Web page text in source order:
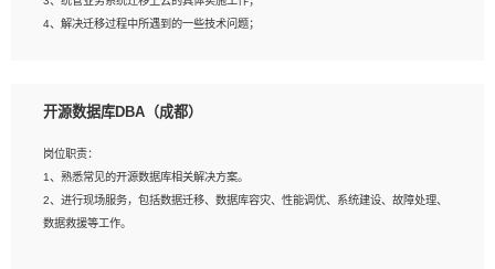
4、 熟悉NLP相关算法与实现；
5、至少有一次及以上问答系统的项目实践，熟悉问答系统全流程开发者优先；
4、解决迁移过程中所遇到的一些技术问题；
1、专科及以上学历，三年以上工作经验，计算机等相关专业；
3、熟悉常见操作系统、存储、网络、 IO 等相关原理；
4、具有迁移工具实操经验，具备P2V、V2V迁移能力；
5、熟练华为、VMware虚拟化、云计算及云存储技术；
6、熟悉主流数据库、应用服务器、中间件部署架构和运维方法；
开源数据库DBA（成都）
岗位职责：
1、熟悉常见的开源数据库相关解决方案。
2、进行现场服务，包括数据迁移、数据库容灾、性能调优、系统建设、故障处理、
数据救援等工作。